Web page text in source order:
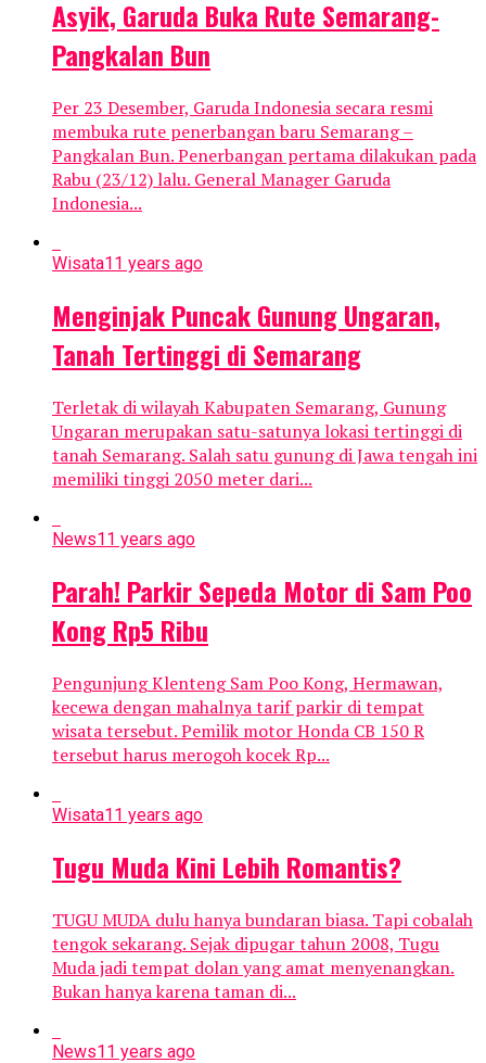
Asyik, Garuda Buka Rute Semarang-
Pangkalan Bun
Per 23 Desember, Garuda Indonesia secara resmi
membuka rute penerbangan baru Semarang –
Pangkalan Bun. Penerbangan pertama dilakukan pada
Rabu (23/12) lalu. General Manager Garuda
Indonesia...
Wisata11 years ago
Menginjak Puncak Gunung Ungaran,
Tanah Tertinggi di Semarang
Terletak di wilayah Kabupaten Semarang, Gunung
Ungaran merupakan satu-satunya lokasi tertinggi di
tanah Semarang. Salah satu gunung di Jawa tengah ini
memiliki tinggi 2050 meter dari...
News11 years ago
Parah! Parkir Sepeda Motor di Sam Poo
Kong Rp5 Ribu
Pengunjung Klenteng Sam Poo Kong, Hermawan,
kecewa dengan mahalnya tarif parkir di tempat
wisata tersebut. Pemilik motor Honda CB 150 R
tersebut harus merogoh kocek Rp...
Wisata11 years ago
Tugu Muda Kini Lebih Romantis?
TUGU MUDA dulu hanya bundaran biasa. Tapi cobalah
tengok sekarang. Sejak dipugar tahun 2008, Tugu
Muda jadi tempat dolan yang amat menyenangkan.
Bukan hanya karena taman di...
News11 years ago